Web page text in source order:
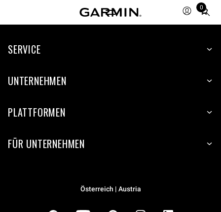
0
Total
items
cart:
SERVICE
UNTERNEHMEN
PLATTFORMEN
FÜR UNTERNEHMEN
Österreich | Austria